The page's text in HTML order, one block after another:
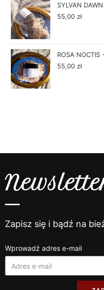
SYLVAN
55,00 zł
ROSA
55,00 zł
Zapisz się i bądź na
Wprowadź adres e-mail